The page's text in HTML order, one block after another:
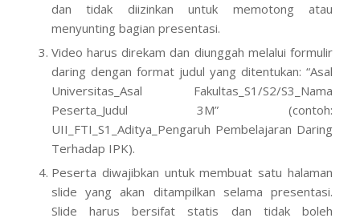
dan tidak diizinkan untuk memotong atau
menyunting bagian presentasi.
Video harus direkam dan diunggah melalui formulir
daring dengan format judul yang ditentukan: “Asal
Universitas_Asal Fakultas_S1/S2/S3_Nama
Peserta_Judul 3M” (contoh:
UII_FTI_S1_Aditya_Pengaruh Pembelajaran Daring
Terhadap IPK).
Peserta diwajibkan untuk membuat satu halaman
slide yang akan ditampilkan selama presentasi.
Slide harus bersifat statis dan tidak boleh